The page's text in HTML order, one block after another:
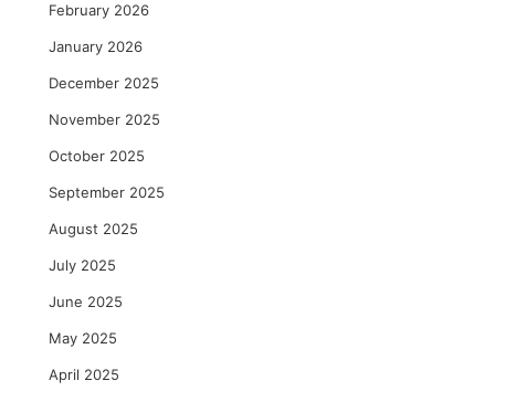
February 2026
January 2026
December 2025
November 2025
October 2025
September 2025
August 2025
July 2025
June 2025
May 2025
April 2025